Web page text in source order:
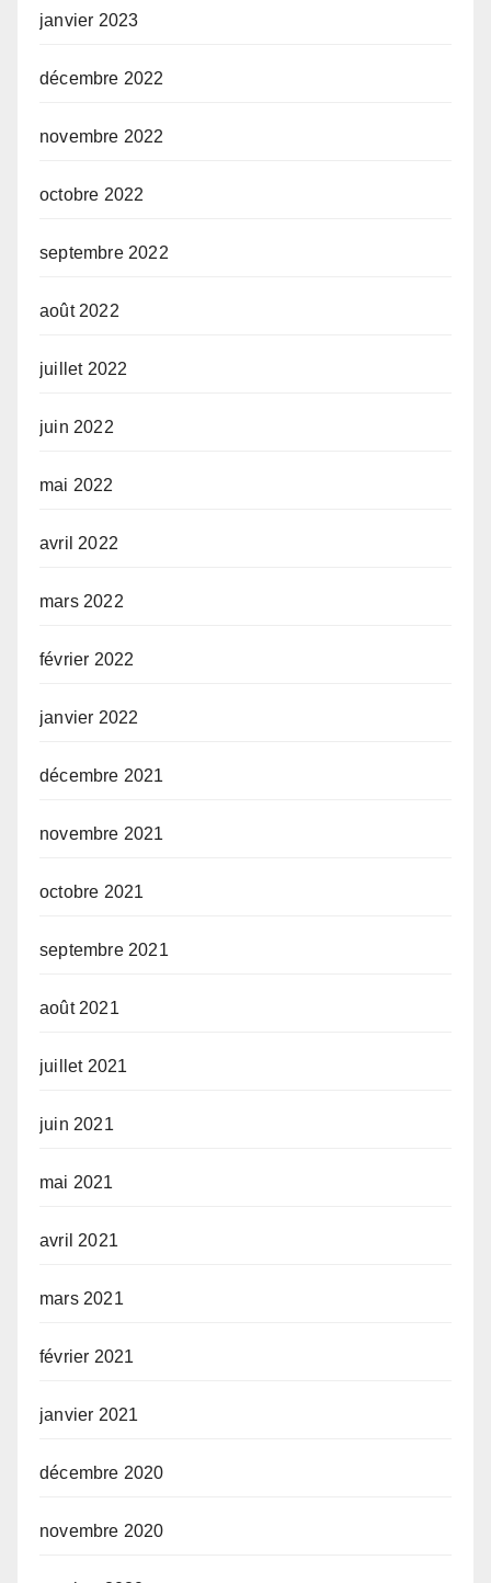
janvier 2023
décembre 2022
novembre 2022
octobre 2022
septembre 2022
août 2022
juillet 2022
juin 2022
mai 2022
avril 2022
mars 2022
février 2022
janvier 2022
décembre 2021
novembre 2021
octobre 2021
septembre 2021
août 2021
juillet 2021
juin 2021
mai 2021
avril 2021
mars 2021
février 2021
janvier 2021
décembre 2020
novembre 2020